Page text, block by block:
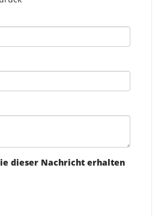
dieser Nachricht erhalten